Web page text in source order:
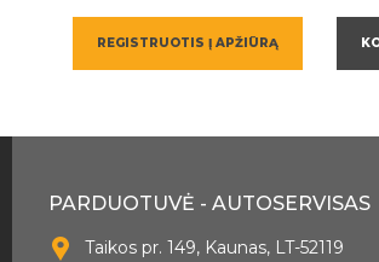
REGISTRUOTIS Į APŽIŪRĄ
PARDUOTUVĖ - AUTOSERVISAS
Taikos pr. 149, Kaunas, LT-52119